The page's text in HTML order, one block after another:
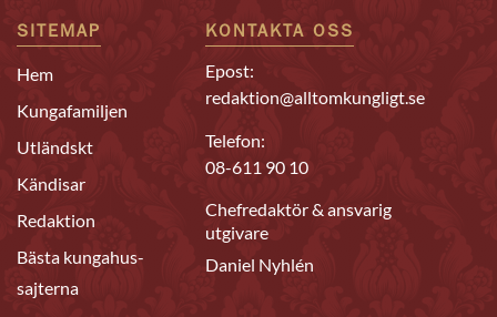
SITEMAP
Hem
Kungafamiljen
Utländskt
Kändisar
Redaktion
Bästa kungahus-
sajterna
KONTAKTA OSS
Epost:
redaktion@alltomkungligt.se
Telefon:
08-611 90 10
Chefredaktör & ansvarig
utgivare
Daniel Nyhlén